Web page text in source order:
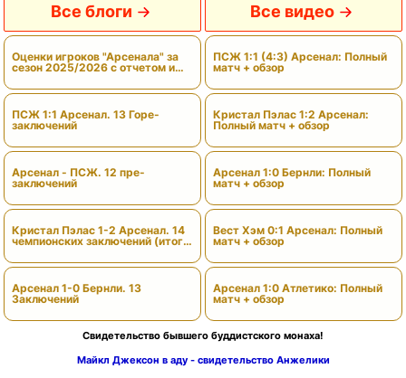
Все блоги
Оценки игроков "Арсенала" за
сезон 2025/2026 с отчетом и
ПСЖ 1:1 Арсенал. 13 Горе-
заключений
Арсенал - ПСЖ. 12 пре-
заключений
Кристал Пэлас 1-2 Арсенал. 14
чемпионских заключений (итоги
Арсенал 1-0 Бернли. 13
Заключений
Все видео
ПСЖ 1:1 (4:3) Арсенал: Полный
матч + обзор
Кристал Пэлас 1:2 Арсенал:
Полный матч + обзор
Арсенал 1:0 Бернли: Полный
матч + обзор
Вест Хэм 0:1 Арсенал: Полный
матч + обзор
Арсенал 1:0 Атлетико: Полный
матч + обзор
Свидетельство бывшего буддистского монаха!
Майкл Джексон в аду - свидетельство Анжелики